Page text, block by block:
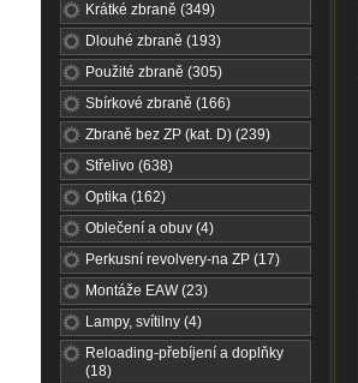
Krátké zbraně (349)
Dlouhé zbraně (193)
Použité zbraně (305)
Sbírkové zbraně (166)
Zbraně bez ZP (kat. D) (239)
Střelivo (638)
Optika (162)
Oblečení a obuv (4)
Perkusní revolvery-na ZP (17)
Montáže EAW (23)
Lampy, svítilny (4)
Reloading-přebíjení a doplňky
(18)